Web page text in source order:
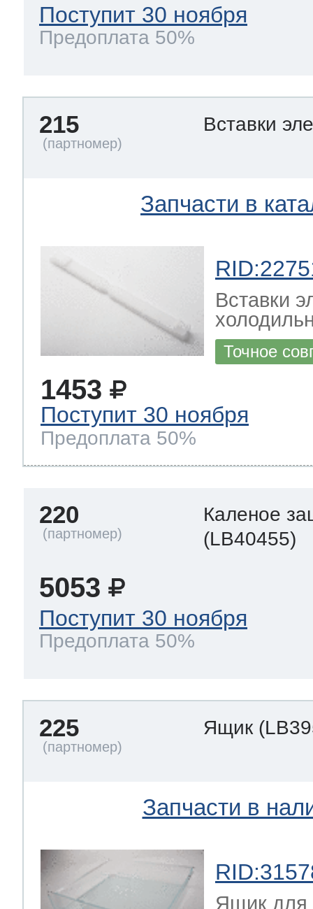
Поступит 30 ноября
Предоплата 50%
215 Вставки
Запчасти в
Вставки
Точное
1453
Поступит 30 ноября
Предоплата 50%
220
Каленое
(LB40455)
5053
Поступит 30 ноября
Предоплата 50%
225 Ящик
Запчасти в
Ящик для